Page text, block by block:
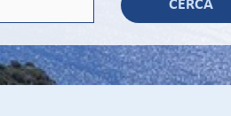
CERCA